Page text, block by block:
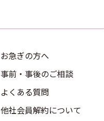
お急ぎの方へ
事前・事後のご相談
よくある質問
他社会員解約について